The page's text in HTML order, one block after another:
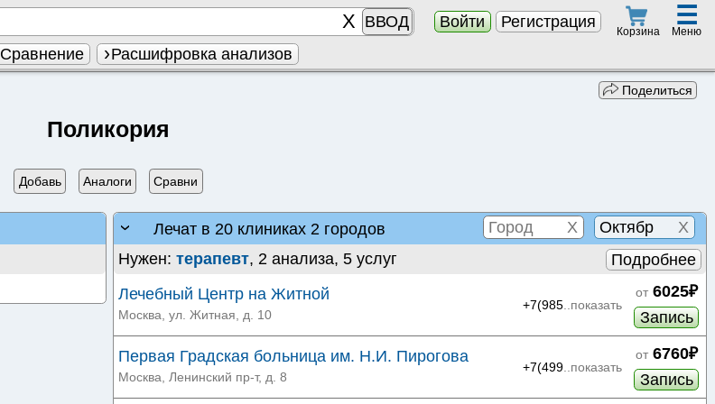
ВВОД Войти Регистрация
Корзина
☰
Меню
Сравнение Расшифровка анализов
Поделиться
Поликория
Добавь Аналоги Сравни
Лечат в 20 клиниках 2 городов X
X
Нужен:терапевт, 2 анализа, 5 услуг
Подробнее
Лечебный Центр на Житной
Москва, ул. Житная, д. 10
+7(985 ..показать
от 6025₽
Запись
Первая Градская больница им. Н.И. Пирогова
Москва, Ленинский пр-т, д. 8
+7(499 ..показать
от 6760₽
Запись